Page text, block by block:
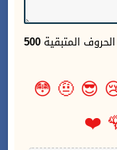
500 الحروف المتبقية
😎
🤨
😳
❤️